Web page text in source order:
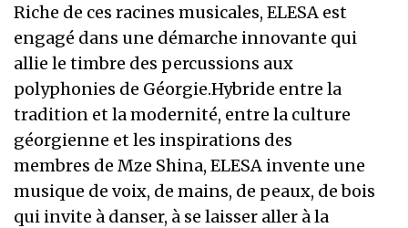
Riche de ces racines musicales, ELESA est
engagé dans une démarche innovante qui
allie le timbre des percussions aux
polyphonies de Géorgie.Hybride entre la
tradition et la modernité, entre la culture
géorgienne et les inspirations des
membres de Mze Shina, ELESA invente une
musique de voix, de mains, de peaux, de bois
qui invite à danser, à se laisser aller à la